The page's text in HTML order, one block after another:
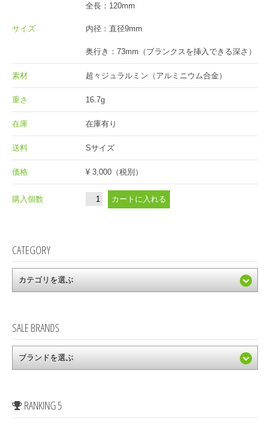
サイズ
全長：120mm
内径：直径9mm
奥行き：73mm（ブランクスを挿入できる深さ）
素材 超々ジュラルミン（アルミニウム合金）
重さ 16.7g
在庫 在庫有り
送料 Sサイズ
価格 ¥ 3,000 （税別）
購入個数
CATEGORY
SALE BRANDS
RANKING 5